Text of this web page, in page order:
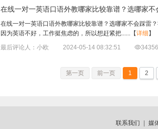
在线一对一英语口语外教哪家比较靠谱？选哪家不
在线一对一英语口语外教哪家比较靠谱？选哪家不会踩雷
因为英语不好，工作挺焦虑的，所以想赶紧把...... 【详细 】
最后评论人：小欧
2024-05-14 08:32:51 34356
第一页 前一页 1 2
联系我们 媒